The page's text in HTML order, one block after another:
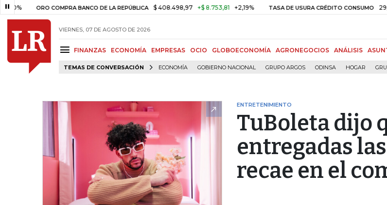
ORO COMPRA BANCO DE LA REPÚBLICA $ 408.498,97 +$ 8.753,81 +2,19% TASA DE USURA CRÉDITO CONSUMO 29,66%
VIERNES, 07 DE AGOSTO DE 2026
FINANZAS ECONOMÍA EMPRESAS OCIO GLOBOECONOMÍA AGRONEGOCIOS ANÁLISIS
TEMAS DE CONVERSACIÓN ECONOMÍA GOBIERNO NACIONAL GRUPO ARGOS ODINSA HOGAR
ENTRETENIMIENTO
TuBoleta dijo
entregadas
recae en el